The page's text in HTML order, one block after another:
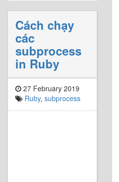
Cách chạy
các
subprocess
in Ruby
27 February 2019
Ruby, subprocess